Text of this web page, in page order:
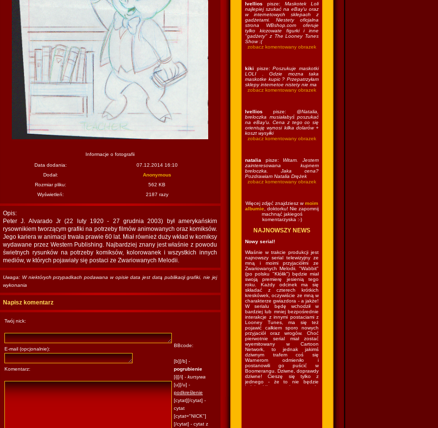
Informacje o fotografii
Data dodania:
07.12.2014 16:10
Dodał:
Anonymous
Rozmiar pliku:
562 KB
Wyświetleń:
2187 razy
Opis:
Peter J. Alvarado Jr (22 luty 1920 - 27 grudnia 2003) był amerykańskim
rysownikiem tworzącym grafiki na potrzeby filmów animowanych oraz komiksów.
Jego kariera w animacji trwała prawie 60 lat. Miał również duży wkład w komiksy
wydawane przez Western Publishing. Najbardziej znany jest właśnie z powodu
świetnych rysunków na potrzeby komiksów, kolorowanek i wszystkich innych
mediów, w których pojawiały się postaci ze Zwariowanych Melodii.
Uwaga: W niektórych przypadkach podawana w opisie data jest datą publikacji grafiki, nie jej
wykonania
Napisz komentarz
Twój nick:
E-mail (opcjonalnie):
Komentarz:
BBcode:
[b][/b] -
pogrubienie
[i][/i] - kursywa
[u][/u] -
podkreślenie
[cytat][/cytat] -
cytat
[cytat="NICK"]
[/cytat] - cytat z
Ivellios pisze: Maskotek Loli
najlepiej szukać na eBay'u oraz
w internetowych sklepach z
gadżetami. Niestety oficjalna
strona WBshop.com oferuje
tylko kiczowate figurki i inne
"gadżety" z The Looney Tunes
Show :(
zobacz komentowany obrazek
kiki pisze:Poszukuje maskotki
LOLI . Gdzie mozna taka
maskotke kupic ? Przepatrzyłam
sklepy internetoe nistety nie ma
zobacz komentowany obrazek
Ivellios pisze: @Natalia,
breloczka musiałabyś poszukać
na eBay'u. Cena z tego co się
orientuję wynosi kilka dolarów +
koszt wysyłki
zobacz komentowany obrazek
natalia pisze:Witam. Jestem
zainteresowana kupnem
breloczka. Jaka cena?
Pozdrawiam Natalia Drężek
zobacz komentowany obrazek
Więcej zdjęć znajdziesz wmoim
albumie , doktorku! Nie zapomnij
machnąć jakiegoś
komentarzyska :-)
NAJNOWSZY NEWS
Nowy serial!
Właśnie w trakcie produkcji jest
najnowszy serial telewizyjny ze
mną i moimi przyjaciółmi ze
Zwariowanych Melodii. "Wabbit"
(po polsku "Kłółik") będzie miał
swoją premierę jesienią tego
roku. Każdy odcinek ma się
składać z czterech krótkich
kreskówek, oczywiście ze mną w
charakterze gwiazdora - a jakże!
W serialu będę wchodził w
bardziej lub mniej bezpośrednie
interakcje z innymi postaciami z
Looney Tunes, ma się też
pojawić całkiem sporo nowych
przyjaciół oraz wrogów. Choć
pierwotnie serial miał zostać
wyemitowany w Cartoon
Network, to jednak jakimś
dziwnym trafem coś się
Warnerom odmieniło i
postanowili go puścić w
Boomerangu. Dziwne, doprawdy
dziwne! Cieszę się tylko z
jednego - że to nie będzie
kolejny idiotyczny sitcom w stylu